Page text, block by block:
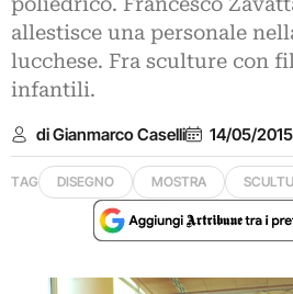
allestisce una personale
lucchese. Fra sculture con
infantili.
di Gianmarco Caselli 14/05/2015
TAG DISEGNO MOSTRA